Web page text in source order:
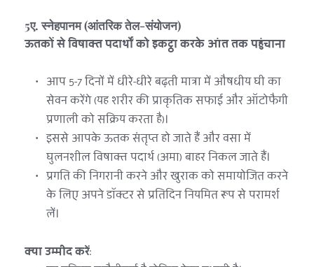
5ए. स्नेहपानम (आंतरिक तेल-संयोजन)
ऊतकों से विषाक्त पदार्थों को इकट्ठा करके आंत तक पहुंचाना
आप 5-7 दिनों में धीरे-धीरे बढ़ती मात्रा में औषधीय घी का
सेवन करेंगे (यह शरीर की प्राकृतिक सफाई और ऑटोफैगी
प्रणाली को सक्रिय करता है)।
इससे आपके ऊतक संतृप्त हो जाते हैं और वसा में
घुलनशील विषाक्त पदार्थ (अमा) बाहर निकल जाते हैं।
प्रगति की निगरानी करने और खुराक को समायोजित करने
के लिए अपने डॉक्टर से प्रतिदिन नियमित रूप से परामर्श
लें।
क्या उम्मीद करें: